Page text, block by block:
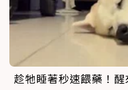
趁牠睡著秒速餵藥！